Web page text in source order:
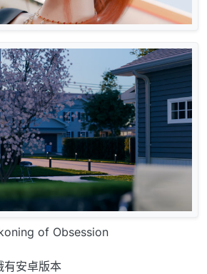
of Obsession
有安卓版本